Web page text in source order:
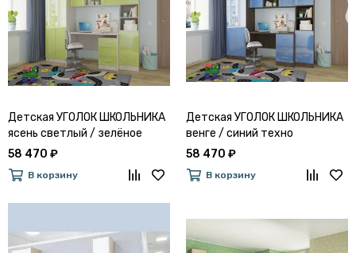
Детская УГОЛОК ШКОЛЬНИКА
ясень светлый / зелёное
яблоко
58 470 ₽
В корзину
Детская УГОЛОК ШКОЛЬНИКА
венге / синий техно
58 470 ₽
В корзину